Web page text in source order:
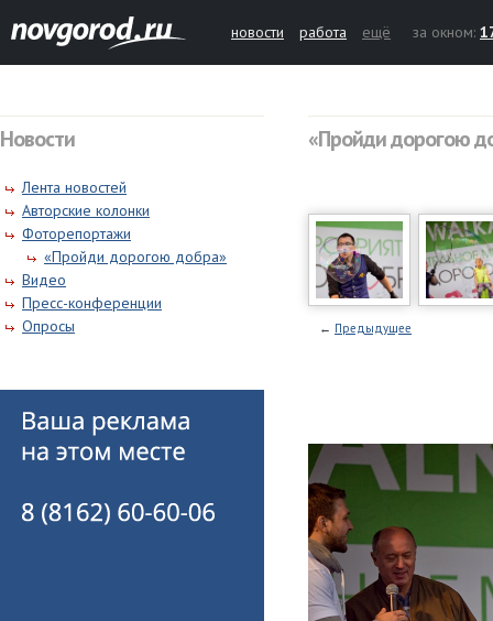
новости работа ещё за окном:
Новости
Лента новостей
Авторские колонки
Фоторепортажи
«Пройди дорогою добра»
Видео
Пресс-конференции
Опросы
«Пройди дорогою
← Предыдущее